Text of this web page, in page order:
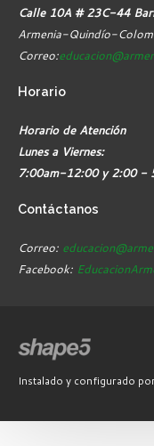
Calle 10A # 23C-44
Armenia-Quindío-
Correo:
Horario
Horario de Atención
Lunes a Viernes:
7:00am-12:00 y 2:00 -
Contáctanos
Correo:
Facebook:
Instalado y configurado